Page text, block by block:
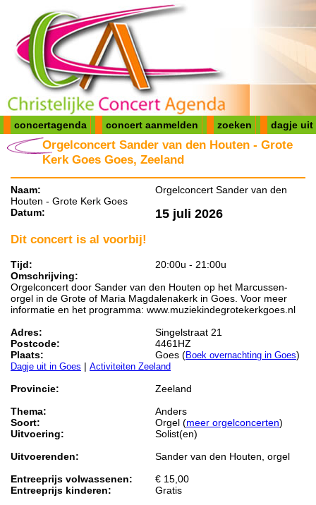
concertagenda concert aanmelden zoeken dagje uit
Orgelconcert Sander van den Houten - Grote
Kerk Goes Goes, Zeeland
Naam:
Orgelconcert Sander van den
Houten - Grote Kerk Goes
Datum:
15 juli 2026
Dit concert is al voorbij!
Tijd:
20:00u - 21:00u
Omschrijving:
Orgelconcert door Sander van den Houten op het Marcussen-
orgel in de Grote of Maria Magdalenakerk in Goes. Voor meer
informatie en het programma: www.muziekindegrotekerkgoes.nl
Adres:
Singelstraat 21
Postcode:
4461HZ
Plaats:
Goes (Boek overnachting in Goes)
Dagje uit in Goes | Activiteiten Zeeland
Provincie:
Zeeland
Thema:
Anders
Soort:
Orgel (meer orgelconcerten)
Uitvoering:
Solist(en)
Uitvoerenden:
Sander van den Houten, orgel
Entreeprijs volwassenen:
€ 15,00
Entreeprijs kinderen:
Gratis